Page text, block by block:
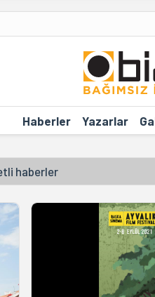
Haberler Yazarlar
haberler